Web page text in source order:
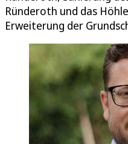
Ründeroth und das
Erweiterung der